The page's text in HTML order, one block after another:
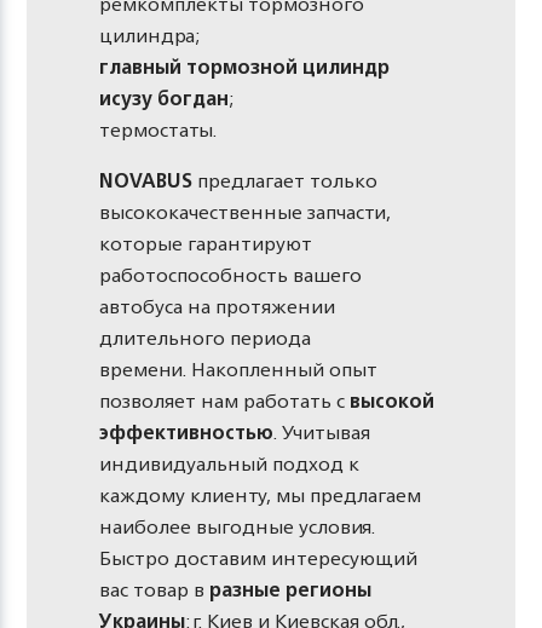
цилиндра;
главный тормозной цилиндр
исузу богдан;
термостаты.
NOVABUSпредлагает только
высококачественные запчасти,
которые гарантируют
работоспособность вашего
автобуса на протяжении
длительного периода
времени. Накопленный опыт
позволяет нам работать свысокой
эффективностью. Учитывая
индивидуальный подход к
каждому клиенту, мы предлагаем
наиболее выгодные условия.
Быстро доставим интересующий
вас товар в разные регионы
Украины: г. Киев и Киевская обл.,